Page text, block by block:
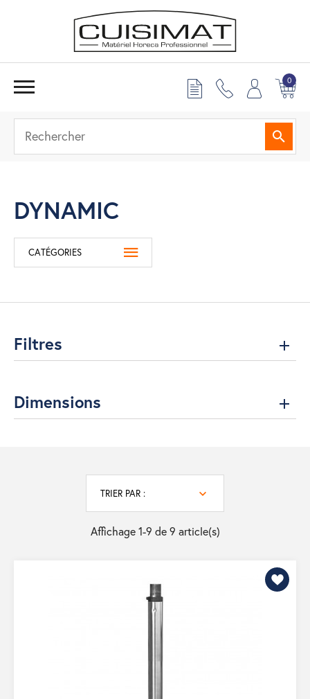
0
DYNAMIC
CATÉGORIES
Filtres
Dimensions
TRIER PAR :
Affichage 1-9 de 9 article(s)